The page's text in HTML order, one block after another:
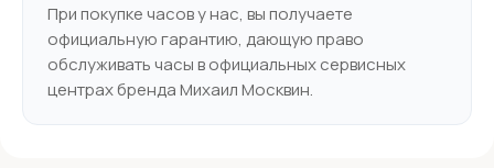
При покупке часов у нас, вы получаете
официальную гарантию, дающую право
обслуживать часы в официальных сервисных
центрах бренда Михаил Москвин.